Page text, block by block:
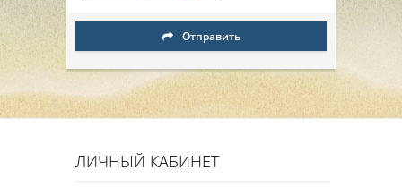
Отправить
ЛИЧНЫЙ КАБИНЕТ